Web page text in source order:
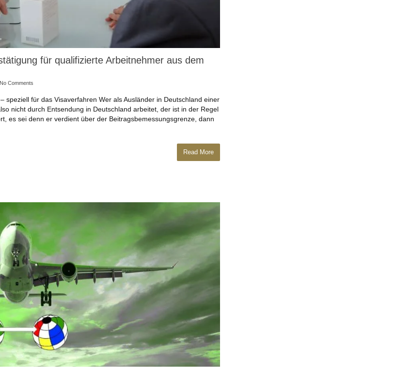
für qualifizierte Arbeitnehmer aus dem
No Comments
für das Visaverfahren Wer als Ausländer in Deutschland einer
nicht durch Entsendung in Deutschland arbeitet, der ist in der Regel
es sei denn er verdient über der Beitragsbemessungsgrenze, dann
Read More